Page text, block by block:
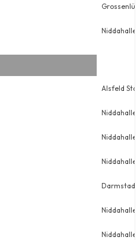
Niddahalle
Alsfeld
Niddahalle
Niddahalle
Niddahalle
Darmstadt
Niddahalle
Niddahalle